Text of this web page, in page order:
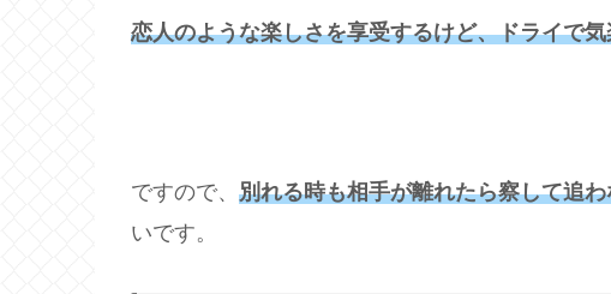
恋人のような楽しさを享受するけど、ドライで
ですので、 別れる時も相手が離れたら察して追わ
いです。